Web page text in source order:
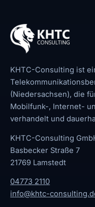
KHTC-Consulting ist
(Niedersachsen), die
Mobilfunk-, Internet-
verhandelt und
KHTC-Consulting
Basbecker Straße 7
21769 Lamstedt
04773 2110
info@khtc-